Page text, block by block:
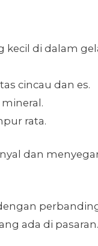
kecil di dalam
cincau dan es.
rata.
dan
ada di pasaran.